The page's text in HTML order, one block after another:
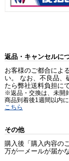
返品・キャンセルに
お客様のご都合によ
い。 なお、不良品、
たら弊社送料負担に
※返品・交換は、未開
商品到着後1週間以内
こちら
その他
購入後「購入内容の
万が一メールが届か